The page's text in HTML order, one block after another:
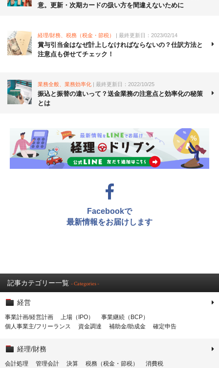
意。更新・次期カードの扱い方を間違えないために
経理/財務、税務（税金・節税） | 最終更新日：2023/02/14
賞与引当金はなぜ計上しなければならないの？仕訳方法と
注意点も併せてチェック！
業務全般、業務効率化 | 最終更新日：2022/10/25
振込と振替の違いって？送金業務の注意点と効率化の秘策
とは
Facebookで
最新情報をお届けします
記事カテゴリー一覧 - Categories -
経営
事業計画/経営計画 上場（IPO）
事業継続（BCP）
個人事業主/フリーランス
資金調達 補助金/助成金 確定申告
経理/財務
会計処理 管理会計 決算 税務（税金・節税）
消費税